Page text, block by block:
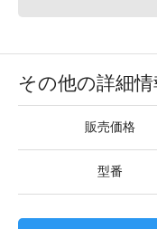
その他の詳細情
販売価格
型番